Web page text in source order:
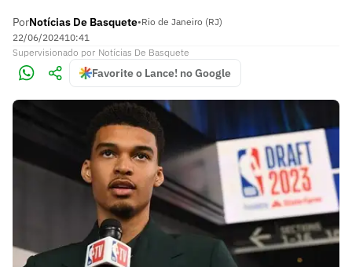
PorNotícias De Basquete•Rio de Janeiro (RJ)
22/06/202410:41
Supervisionado por Notícias De Basquete
Favorite o Lance! no Google